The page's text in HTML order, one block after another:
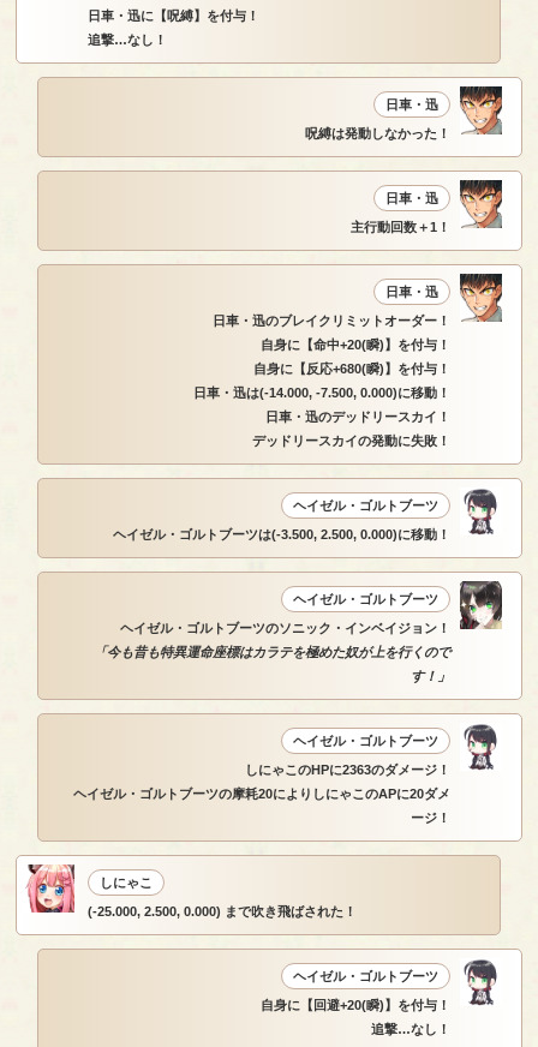
日車・迅に【呪縛】を付与！
追撃…なし！
日車・迅
呪縛は発動しなかった！
日車・迅
主行動回数＋1！
日車・迅
日車・迅のブレイクリミットオーダー！
自身に【命中+20(瞬)】を付与！
自身に【反応+680(瞬)】を付与！
日車・迅は(-14.000, -7.500, 0.000)に移動！
日車・迅のデッドリースカイ！
デッドリースカイの発動に失敗！
ヘイゼル・ゴルトブーツ
ヘイゼル・ゴルトブーツは(-3.500, 2.500, 0.000)に移動！
ヘイゼル・ゴルトブーツ
ヘイゼル・ゴルトブーツのソニック・インベイジョン！
「今も昔も特異運命座標はカラテを極めた奴が上を行くので
す！」
ヘイゼル・ゴルトブーツ
しにゃこのHPに2363のダメージ！
ヘイゼル・ゴルトブーツの摩耗20によりしにゃこのAPに20ダメ
ージ！
しにゃこ
(-25.000, 2.500, 0.000) まで吹き飛ばされた！
ヘイゼル・ゴルトブーツ
自身に【回避+20(瞬)】を付与！
追撃…なし！